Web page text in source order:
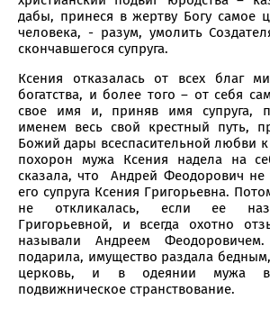
дабы, принеся в жертву Богу самое
человека, - разум, умолить
скончавшегося супруга.
Ксения отказалась от всех благ
богатства, и более того – от себя
свое имя и, приняв имя супруга,
именем весь свой крестный путь,
Божий дары всеспасительной любви
похорон мужа Ксения надела на
сказала, что Андрей Феодорович не
его супруга Ксения Григорьевна.
не откликалась, если ее
Григорьевной, и всегда охотно
называли Андреем
подарила, имущество раздала
церковь, и в одеянии мужа
подвижническое странствование.